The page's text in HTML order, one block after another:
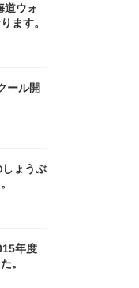
道ウォ
ます。
ール開
ょうぶ
年度
。